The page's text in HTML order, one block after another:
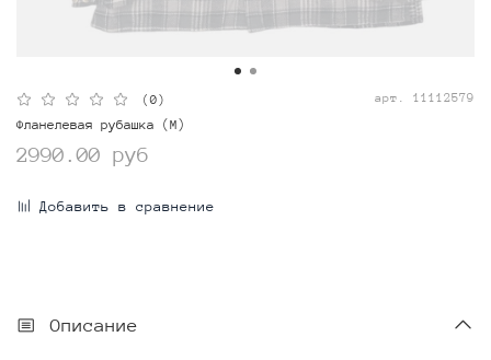
(0) арт. 11112579
Фланелевая рубашка (M)
2990.00 руб
Добавить в сравнение
Описание